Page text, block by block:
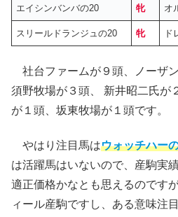
エイシンバンバの20 牝 オ
スリールドランジュの20 牝 ド
社台ファームが９頭、ノーザ
須野牧場が３頭、 新井昭二氏が
が１頭、坂東牧場が１頭です。
やはり注目馬はウォッチハー
は活躍馬はいないので、産駒実
適正価格かなとも思えるのです
ィール産駒ですし、ある意味注